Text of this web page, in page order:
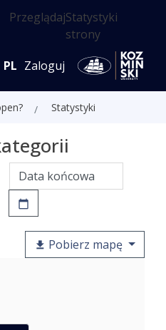
PrzeglądajStatystyki
strony
PL Zaloguj
Statystyki
Pobierz mapę